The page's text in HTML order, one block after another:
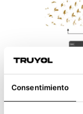
Consentimiento
8- Por
formato PDF